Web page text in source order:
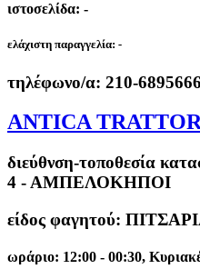
ιστοσελίδα: -
ελάχιστη παραγγελία: -
τηλέφωνο/α: 210-6895666
ANTICA
διεύθνση-τοποθεσία
4 - ΑΜΠΕΛΟΚΗΠΟΙ
είδος φαγητού:
ωράριο: 12:00 - 00:30,